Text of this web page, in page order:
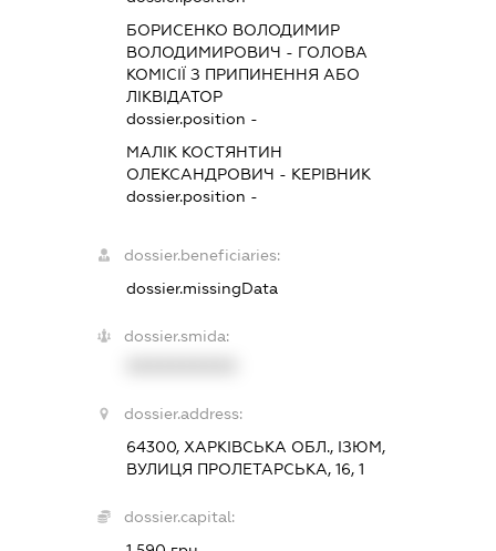
БОРИСЕНКО ВОЛОДИМИР
ВОЛОДИМИРОВИЧ - ГОЛОВА
КОМІСІЇ З ПРИПИНЕННЯ АБО
ЛІКВІДАТОР
dossier.position -
МАЛІК КОСТЯНТИН
ОЛЕКСАНДРОВИЧ - КЕРІВНИК
dossier.position -
dossier.beneficiaries:
dossier.missingData
dossier.smida:
dossier.address:
64300, ХАРКІВСЬКА ОБЛ., ІЗЮМ,
ВУЛИЦЯ ПРОЛЕТАРСЬКА, 16, 1
dossier.capital: